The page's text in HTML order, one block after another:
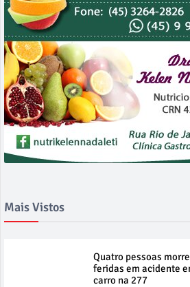
Mais Vistos
Quatro pessoas
feridas em acidente
carro na 277